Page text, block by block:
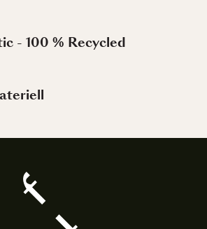
- 100 % Recycled